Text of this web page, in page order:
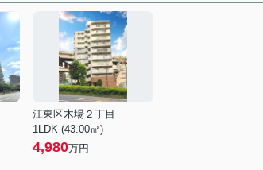
江東区木場２丁目
1LDK (43.00㎡)
4,980万円